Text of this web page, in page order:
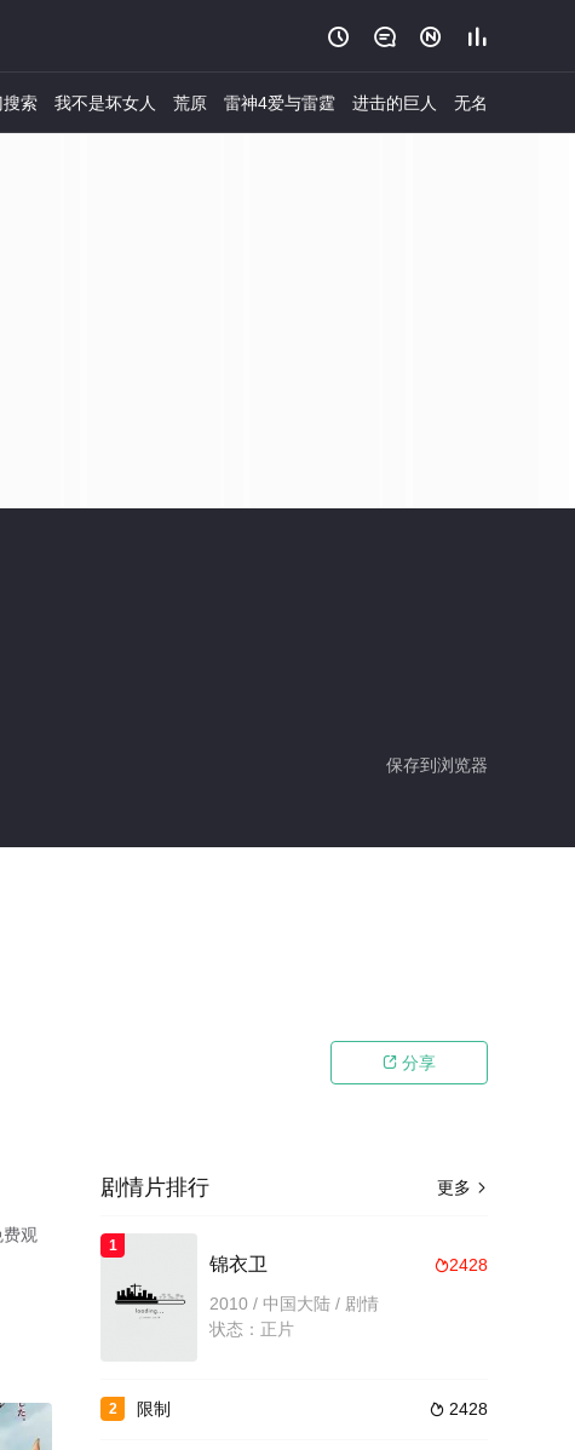
   
搜索 我不是坏女人 荒原 雷神4爱与雷霆 进击的巨人 无名
保存到浏览器
 分享
观
更多 
剧情片排行
1
2428
锦衣卫
2010 / 中国大陆 / 剧情
状态：正片
2  2428
限制